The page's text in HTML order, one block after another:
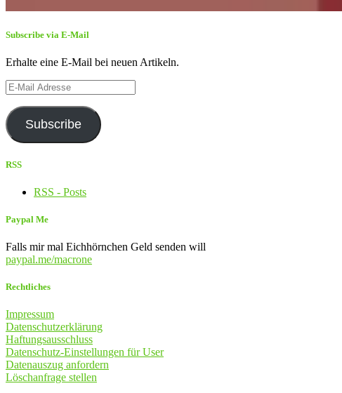
Subscribe via E-Mail
Erhalte eine E-Mail bei neuen Artikeln.
E-
Mail
Adresse
Subscribe
RSS
RSS - Posts
Paypal Me
Falls mir mal Eichhörnchen Geld senden will
paypal.me/macrone
Rechtliches
Impressum
Datenschutzerklärung
Haftungsausschluss
Datenschutz-Einstellungen für User
Datenauszug anfordern
Löschanfrage stellen